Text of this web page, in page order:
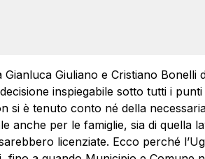
Giuliano e Cristiano Bonelli
inspiegabile sotto tutti i
si è tenuto conto né della
anche per le famiglie, sia di quella
licenziate. Ecco perché